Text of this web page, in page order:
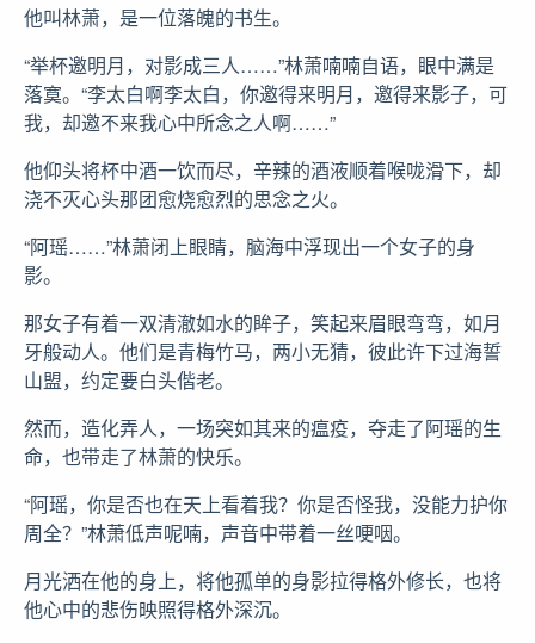
他叫林萧，是一位落魄的书生。
“举杯邀明月，对影成三人……”林萧喃喃自语，眼中满是
落寞。“李太白啊李太白，你邀得来明月，邀得来影子，可
我，却邀不来我心中所念之人啊……”
他仰头将杯中酒一饮而尽，辛辣的酒液顺着喉咙滑下，却
浇不灭心头那团愈烧愈烈的思念之火。
“阿瑶……”林萧闭上眼睛，脑海中浮现出一个女子的身
影。
那女子有着一双清澈如水的眸子，笑起来眉眼弯弯，如月
牙般动人。他们是青梅竹马，两小无猜，彼此许下过海誓
山盟，约定要白头偕老。
然而，造化弄人，一场突如其来的瘟疫，夺走了阿瑶的生
命，也带走了林萧的快乐。
“阿瑶，你是否也在天上看着我？你是否怪我，没能力护你
周全？”林萧低声呢喃，声音中带着一丝哽咽。
月光洒在他的身上，将他孤单的身影拉得格外修长，也将
他心中的悲伤映照得格外深沉。